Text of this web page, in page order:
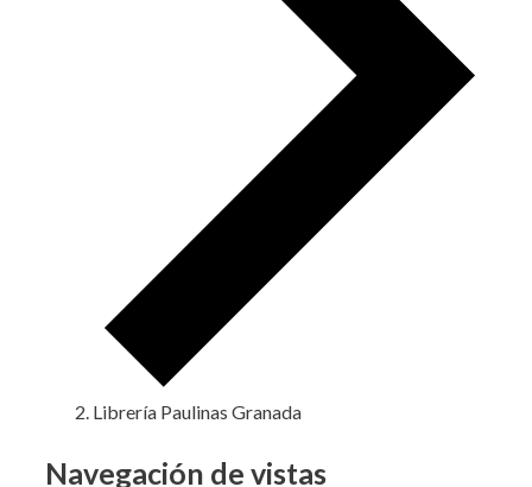
Librería Paulinas Granada
Eventos
Navegación de vistas